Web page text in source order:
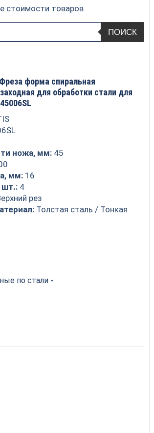
стоимости товаров
ПОИСК
форма спиральная
для обработки стали для
ножа, мм: 45
мм: 16
шт.: 4
рез
Толстая сталь / Тонкая
по стали